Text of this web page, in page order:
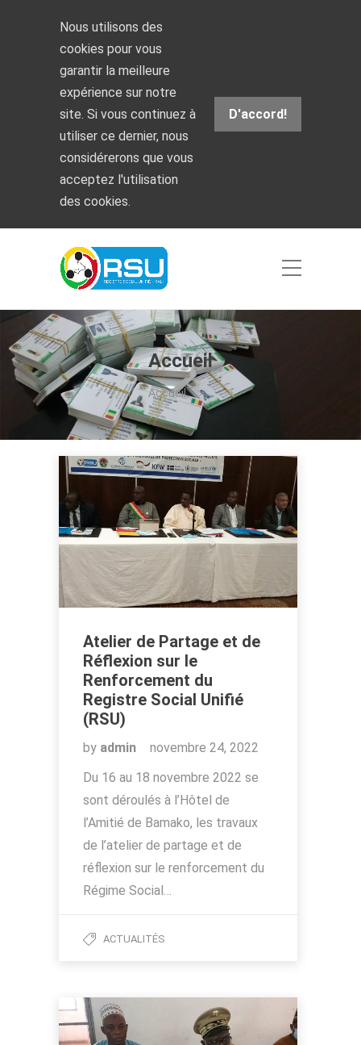
Nous utilisons des
cookies pour vous
garantir la meilleure
expérience sur notre
site. Si vous continuez à
utiliser ce dernier, nous
considérerons que vous
acceptez l'utilisation
des cookies.
D'accord!
Accueil
Accueil
Atelier de Partage et de
Réflexion sur le
Renforcement du
Registre Social Unifié
(RSU)
by admin
novembre 24, 2022
Du 16 au 18 novembre 2022 se
sont déroulés à l’Hôtel de
l’Amitié de Bamako, les travaux
de l’atelier de partage et de
réflexion sur le renforcement du
Régime Social…
ACTUALITÉS